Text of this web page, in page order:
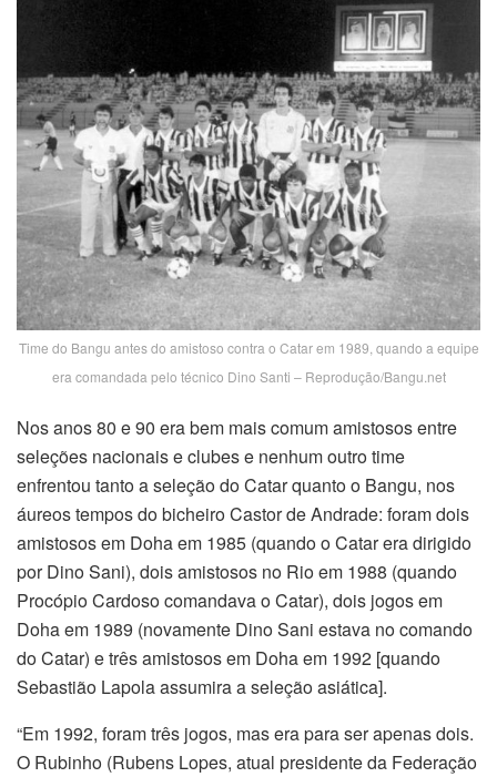
Time do Bangu antes do amistoso contra o Catar em 1989, quando a equipe
era comandada pelo técnico Dino Santi – Reprodução/Bangu.net
Nos anos 80 e 90 era bem mais comum amistosos entre
seleções nacionais e clubes e nenhum outro time
enfrentou tanto a seleção do Catar quanto o Bangu, nos
áureos tempos do bicheiro Castor de Andrade: foram dois
amistosos em Doha em 1985 (quando o Catar era dirigido
por Dino Sani), dois amistosos no Rio em 1988 (quando
Procópio Cardoso comandava o Catar), dois jogos em
Doha em 1989 (novamente Dino Sani estava no comando
do Catar) e três amistosos em Doha em 1992 [quando
Sebastião Lapola assumira a seleção asiática].
“Em 1992, foram três jogos, mas era para ser apenas dois.
O Rubinho (Rubens Lopes, atual presidente da Federação